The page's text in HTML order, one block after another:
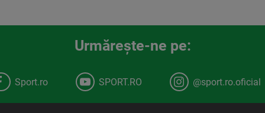
Urmăreşte-ne pe:
Sport.ro SPORT.RO @sport.ro.oficial